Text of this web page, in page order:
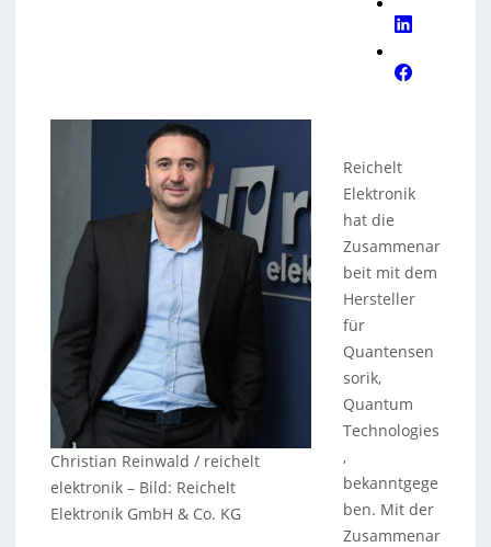
Christian Reinwald / reichelt
elektronik– Bild: Reichelt
Elektronik GmbH & Co. KG
Reichelt
Elektronik
hat die
Zusammenar
beit mit dem
Hersteller
für
Quantensen
sorik,
Quantum
Technologies
,
bekanntgege
ben. Mit der
Zusammenar